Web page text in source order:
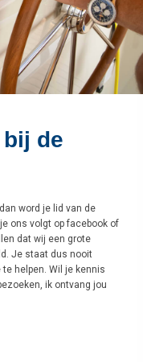
de
word je lid van de
ons volgt op facebook of
dat wij een grote
Je staat dus nooit
helpen. Wil je kennis
ik ontvang jou